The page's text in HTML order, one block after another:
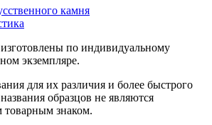
камня
по индивидуальному
экземпляре.
для их различия и более быстрого
образцов не являются
товарным знаком.